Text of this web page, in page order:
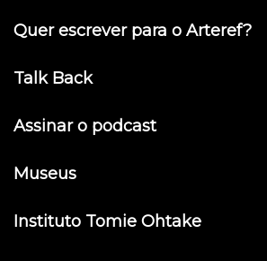
Quer escrever para o Arteref?
Talk Back
Assinar o podcast
Museus
Instituto Tomie Ohtake